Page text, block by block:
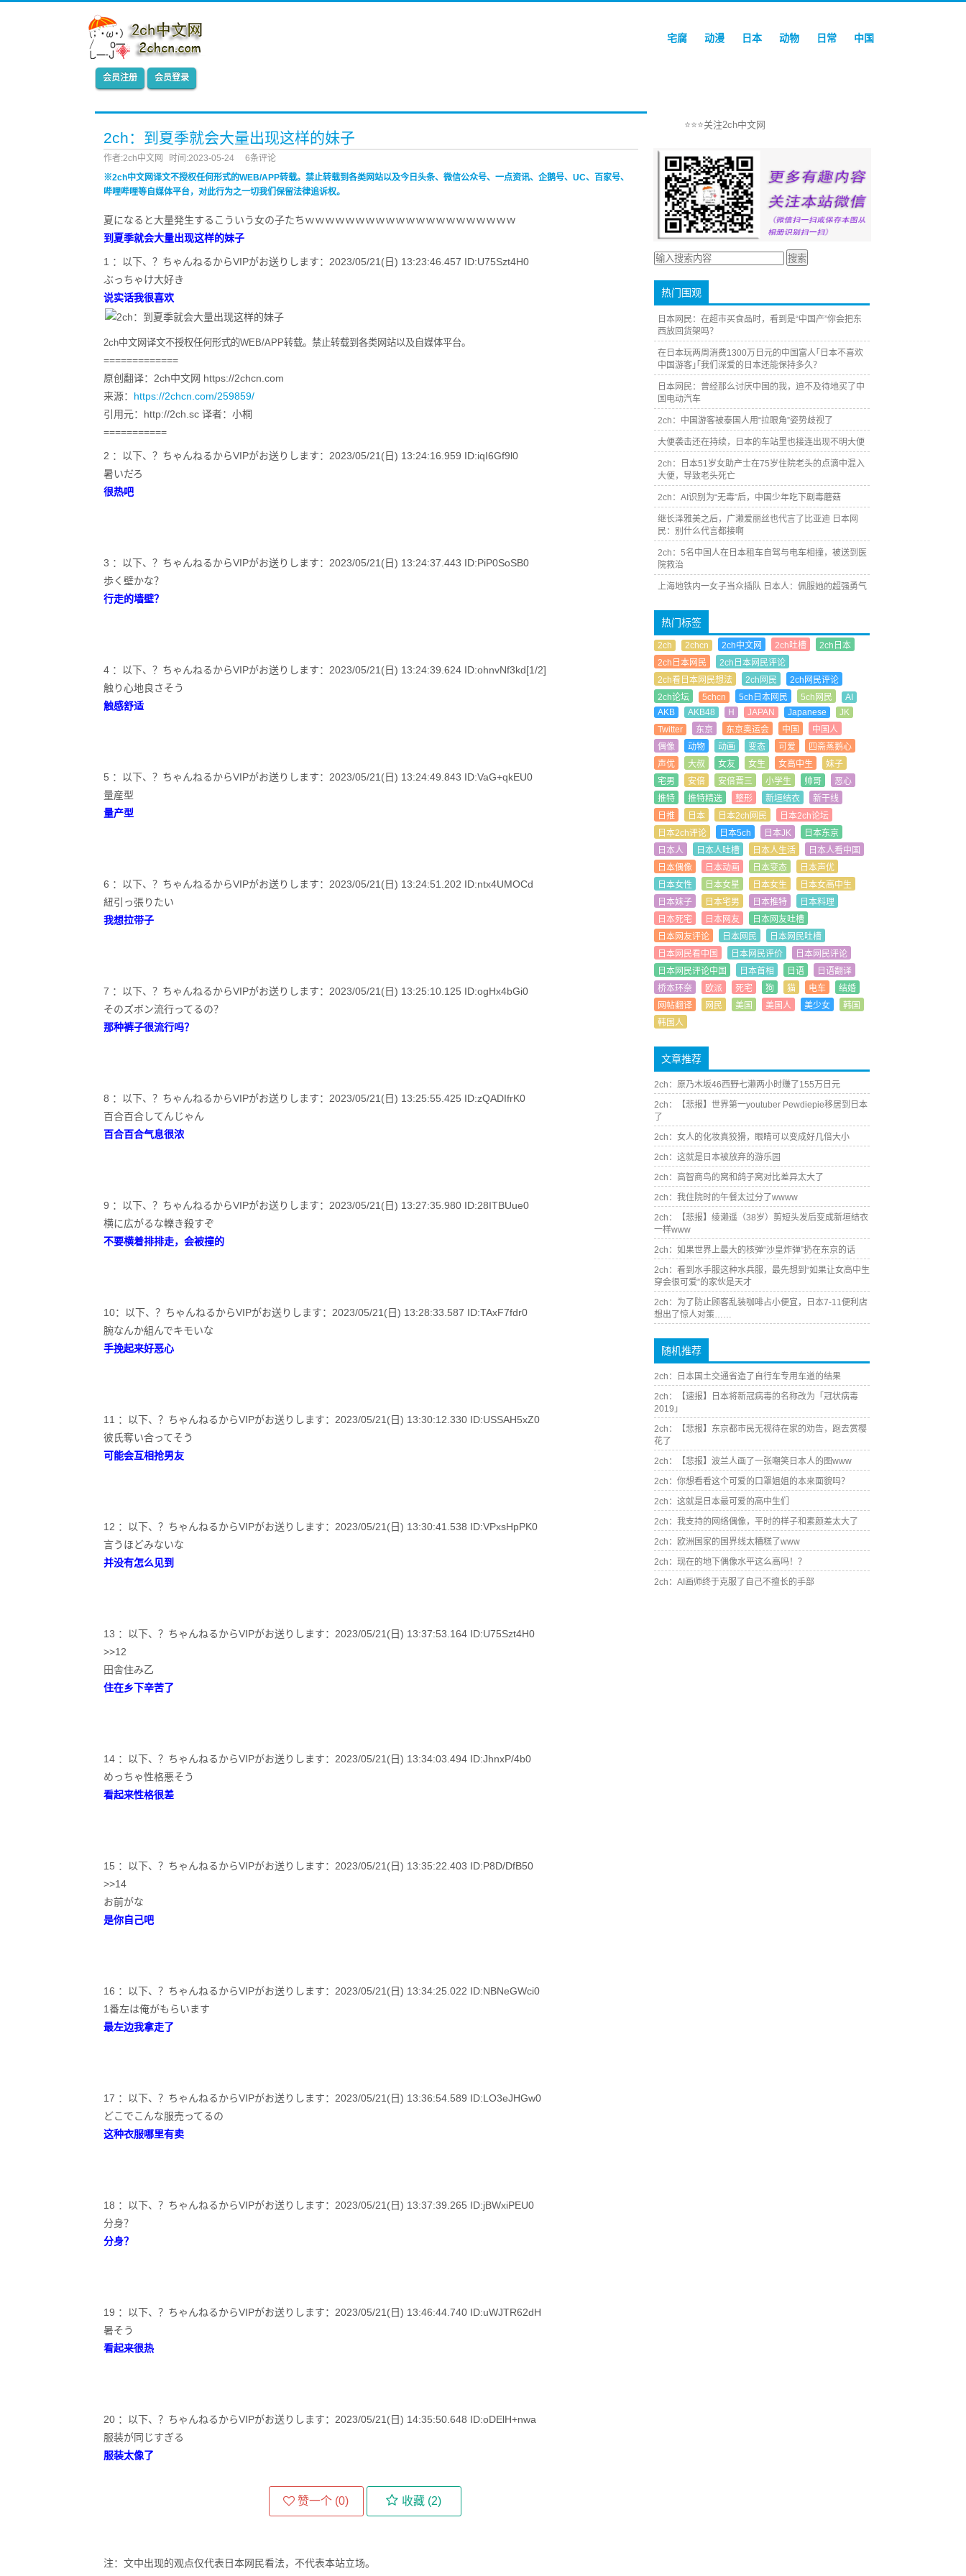
宅腐 动漫 日本 动物 日常 中国
会员注册 会员登录
2ch：到夏季就会大量出现这样的妹子
作者:2ch中文网 时间:2023-05-24
6条评论
※2ch中文网译文不授权任何形式的WEB/APP转载。禁止转载到各类网站以及今日头条、微信公众号、一点资讯、企鹅号、UC、百家号、
哔哩哔哩等自媒体平台，对此行为之一切我们保留法律追诉权。
夏になると大量発生するこういう女の子たちｗｗｗｗｗｗｗｗｗｗｗｗｗｗｗｗｗｗｗｗｗ
到夏季就会大量出现这样的妹子
1 ：以下、？ちゃんねるからVIPがお送りします：2023/05/21(日) 13:23:46.457 ID:U75Szt4H0
ぶっちゃけ大好き
说实话我很喜欢
2ch中文网译文不授权任何形式的WEB/APP转载。禁止转载到各类网站以及自媒体平台。
=============
原创翻译：2ch中文网 https://2chcn.com
来源： https://2chcn.com/259859/
引用元：http://2ch.sc 译者：小桐
===========
2 ：以下、？ちゃんねるからVIPがお送りします：2023/05/21(日) 13:24:16.959 ID:iqI6Gf9l0
暑いだろ
很热吧
3 ：以下、？ちゃんねるからVIPがお送りします：2023/05/21(日) 13:24:37.443 ID:PiP0SoSB0
歩く壁かな？
行走的墙壁？
4 ：以下、？ちゃんねるからVIPがお送りします：2023/05/21(日) 13:24:39.624 ID:ohnvNf3kd[1/2]
触り心地良さそう
触感舒适
5 ：以下、？ちゃんねるからVIPがお送りします：2023/05/21(日) 13:24:49.843 ID:VaG+qkEU0
量産型
量产型
6 ：以下、？ちゃんねるからVIPがお送りします：2023/05/21(日) 13:24:51.202 ID:ntx4UMOCd
紐引っ張りたい
我想拉带子
7 ：以下、？ちゃんねるからVIPがお送りします：2023/05/21(日) 13:25:10.125 ID:ogHx4bGi0
そのズボン流行ってるの？
那种裤子很流行吗？
8 ：以下、？ちゃんねるからVIPがお送りします：2023/05/21(日) 13:25:55.425 ID:zQADIfrK0
百合百合してんじゃん
百合百合气息很浓
9 ：以下、？ちゃんねるからVIPがお送りします：2023/05/21(日) 13:27:35.980 ID:28ITBUue0
横に広がるな轢き殺すぞ
不要横着排排走，会被撞的
10：以下、？ちゃんねるからVIPがお送りします：2023/05/21(日) 13:28:33.587 ID:TAxF7fdr0
腕なんか組んでキモいな
手挽起来好恶心
11 ：以下、？ちゃんねるからVIPがお送りします：2023/05/21(日) 13:30:12.330 ID:USSAH5xZ0
彼氏奪い合ってそう
可能会互相抢男友
12 ：以下、？ちゃんねるからVIPがお送りします：2023/05/21(日) 13:30:41.538 ID:VPxsHpPK0
言うほどみないな
并没有怎么见到
13 ：以下、？ちゃんねるからVIPがお送りします：2023/05/21(日) 13:37:53.164 ID:U75Szt4H0
>>12
田舎住み乙
住在乡下辛苦了
14 ：以下、？ちゃんねるからVIPがお送りします：2023/05/21(日) 13:34:03.494 ID:JhnxP/4b0
めっちゃ性格悪そう
看起来性格很差
15 ：以下、？ちゃんねるからVIPがお送りします：2023/05/21(日) 13:35:22.403 ID:P8D/DfB50
>>14
お前がな
是你自己吧
16 ：以下、？ちゃんねるからVIPがお送りします：2023/05/21(日) 13:34:25.022 ID:NBNeGWci0
1番左は俺がもらいます
最左边我拿走了
17 ：以下、？ちゃんねるからVIPがお送りします：2023/05/21(日) 13:36:54.589 ID:LO3eJHGw0
どこでこんな服売ってるの
这种衣服哪里有卖
18 ：以下、？ちゃんねるからVIPがお送りします：2023/05/21(日) 13:37:39.265 ID:jBWxiPEU0
分身？
分身？
19 ：以下、？ちゃんねるからVIPがお送りします：2023/05/21(日) 13:46:44.740 ID:uWJTR62dH
暑そう
看起来很热
20 ：以下、？ちゃんねるからVIPがお送りします：2023/05/21(日) 14:35:50.648 ID:oDElH+nwa
服装が同じすぎる
服装太像了
赞一个 (0) 收藏 (2)
注：文中出现的观点仅代表日本网民看法，不代表本站立场。
⭐⭐⭐关注2ch中文网
热门围观
日本网民：在超市买食品时，看到是“中国产”你会把东
西放回货架吗？
在日本玩两周消费1300万日元的中国富人｢日本不喜欢
中国游客｣｢我们深爱的日本还能保持多久？
日本网民：曾经那么讨厌中国的我，迫不及待地买了中
国电动汽车
2ch：中国游客被泰国人用“拉眼角”姿势歧视了
大便袭击还在持续，日本的车站里也接连出现不明大便
2ch：日本51岁女助产士在75岁住院老头的点滴中混入
大便，导致老头死亡
2ch：AI识别为“无毒”后，中国少年吃下剧毒蘑菇
继长泽雅美之后，广濑爱丽丝也代言了比亚迪 日本网
民：别什么代言都接啊
2ch：5名中国人在日本租车自驾与电车相撞，被送到医
院救治
上海地铁内一女子当众插队 日本人：佩服她的超强勇气
热门标签
2ch 2chcn 2ch中文网 2ch吐槽
2ch日本
2ch日本网民
2ch日本网民评论
2ch看日本网民想法
2ch网民
2ch网民评论
2ch论坛
5chcn 5ch日本网民 5ch网民
AI
AKB
AKB48 H JAPAN Japanese
JK
Twitter
东京 东京奥运会 中国
中国人
偶像
动物 动画 变态 可爱
四斋蒸鹅心
声优
大叔 女友 女生 女高中生
妹子
宅男
安倍 安倍晋三 小学生 帅哥
恶心
推特
推特精选 整形 新垣结衣
新干线
日推
日本 日本2ch网民
日本2ch论坛
日本2ch评论
日本5ch 日本JK
日本东京
日本人
日本人吐槽 日本人生活
日本人看中国
日本偶像
日本动画 日本变态
日本声优
日本女性
日本女星 日本女生
日本女高中生
日本妹子
日本宅男 日本推特
日本料理
日本死宅
日本网友
日本网友吐槽
日本网友评论
日本网民
日本网民吐槽
日本网民看中国
日本网民评价
日本网民评论
日本网民评论中国
日本首相 日语
日语翻译
桥本环奈
欧派 死宅 狗 猫 电车
结婚
网帖翻译
网民 美国 美国人 美少女
韩国
韩国人
文章推荐
2ch：原乃木坂46西野七濑两小时赚了155万日元
2ch：【悲报】世界第一youtuber Pewdiepie移居到日本
了
2ch：女人的化妆真狡猾，眼睛可以变成好几倍大小
2ch：这就是日本被放弃的游乐园
2ch：高智商鸟的窝和鸽子窝对比差异太大了
2ch：我住院时的午餐太过分了wwww
2ch：【悲报】绫濑遥（38岁）剪短头发后变成新垣结衣
一样www
2ch：如果世界上最大的核弹“沙皇炸弹”扔在东京的话
2ch：看到水手服这种水兵服，最先想到“如果让女高中生
穿会很可爱”的家伙是天才
2ch：为了防止顾客乱装咖啡占小便宜，日本7-11便利店
想出了惊人对策……
随机推荐
2ch：日本国土交通省造了自行车专用车道的结果
2ch：【速报】日本将新冠病毒的名称改为「冠状病毒
2019」
2ch：【悲报】东京都市民无视待在家的劝告，跑去赏樱
花了
2ch：【悲报】波兰人画了一张嘲笑日本人的图www
2ch：你想看看这个可爱的口罩姐姐的本来面貌吗？
2ch：这就是日本最可爱的高中生们
2ch：我支持的网络偶像，平时的样子和素颜差太大了
2ch：欧洲国家的国界线太糟糕了www
2ch：现在的地下偶像水平这么高吗！？
2ch：AI画师终于克服了自己不擅长的手部